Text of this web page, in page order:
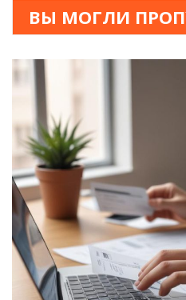
ВЫ МОГЛИ